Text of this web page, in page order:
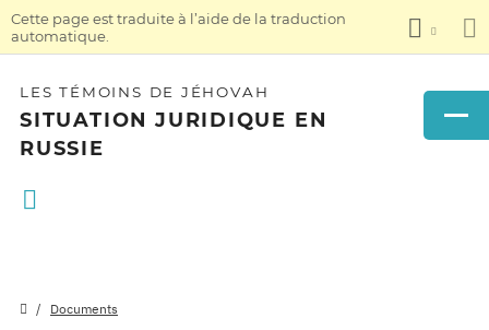
Cette page est traduite à l’aide de la traduction
automatique.
LES TÉMOINS DE JÉHOVAH
SITUATION JURIDIQUE EN
RUSSIE
Documents